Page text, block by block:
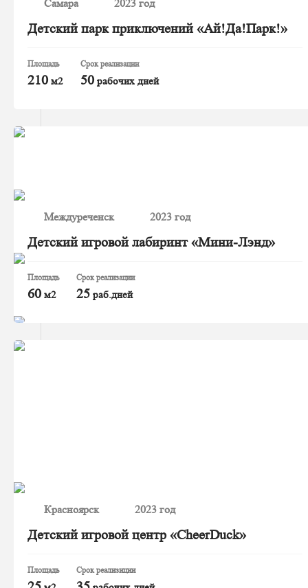
Самара 2023 год
Детский парк приключений «Ай!Да!Парк!»
Площадь
210 м2
Срок реализации
50 рабочих дней
Междуреченск 2023 год
Детский игровой лабиринт «Мини-Лэнд»
Площадь
60 м2
Срок реализации
25 раб.дней
Красноярск 2023 год
Детский игровой центр «CheerDuck»
Площадь Срок реализиции